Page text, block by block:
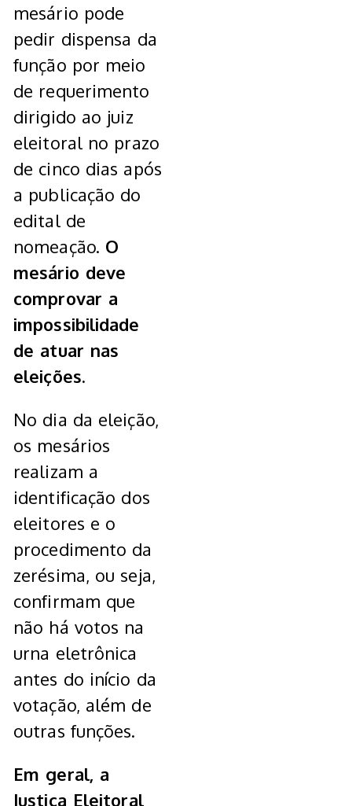
mesário pode
pedir dispensa da
função por meio
de requerimento
dirigido ao juiz
eleitoral no prazo
de cinco dias após
a publicação do
edital de
nomeação. O
mesário deve
comprovar a
impossibilidade
de atuar nas
eleições.
No dia da eleição,
os mesários
realizam a
identificação dos
eleitores e o
procedimento da
zerésima, ou seja,
confirmam que
não há votos na
urna eletrônica
antes do início da
votação, além de
outras funções.
Em geral, a
Justiça Eleitoral